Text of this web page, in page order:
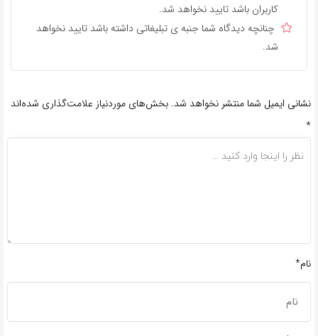
کاربران باشد تایید نخواهد شد.
چنانچه دیدگاه شما جنبه ی تبلیغاتی داشته باشد تایید نخواهد
شد.
نشانی ایمیل شما منتشر نخواهد شد. بخش‌های موردنیاز علامت‌گذاری شده‌اند
*
نام*